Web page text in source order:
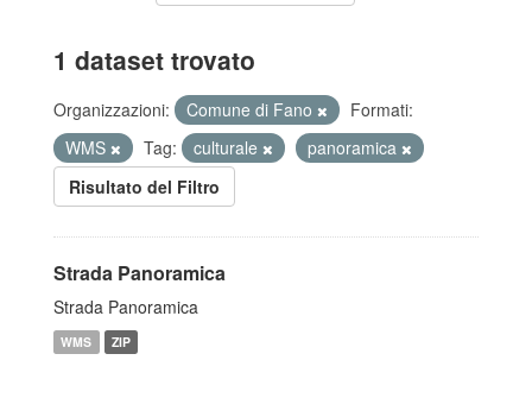
1 dataset trovato
Organizzazioni: Comune di Fano
Formati:
WMS
Tag: culturale
panoramica
Risultato del Filtro
Strada Panoramica
Strada Panoramica
WMS ZIP